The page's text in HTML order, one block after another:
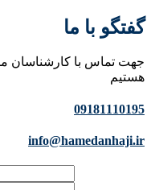
گفتگو با ما
جهت تماس با کارشناسان
هستیم
09181110195
info@hamedanhaji.ir